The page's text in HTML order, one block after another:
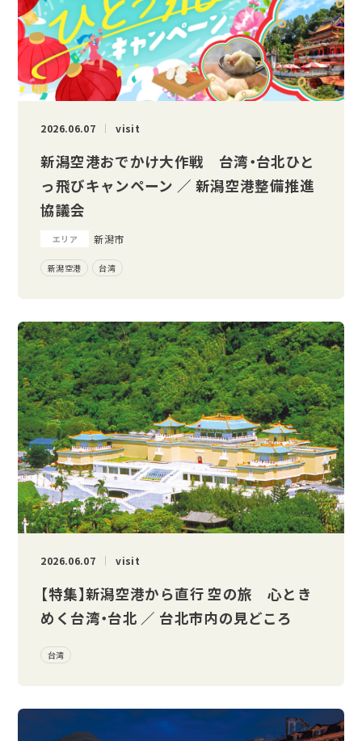
2026.06.07 visit
新潟空港おでかけ大作戦 台湾・台北ひと
っ飛びキャンペーン ／ 新潟空港整備推進
協議会
エリア 新潟市
新潟空港 台湾
2026.06.07 visit
【特集】新潟空港から直行 空の旅 心とき
めく台湾・台北 ／ 台北市内の見どころ
台湾